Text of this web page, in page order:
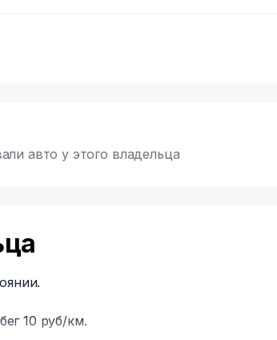
авто у этого владельца
10 руб/км.